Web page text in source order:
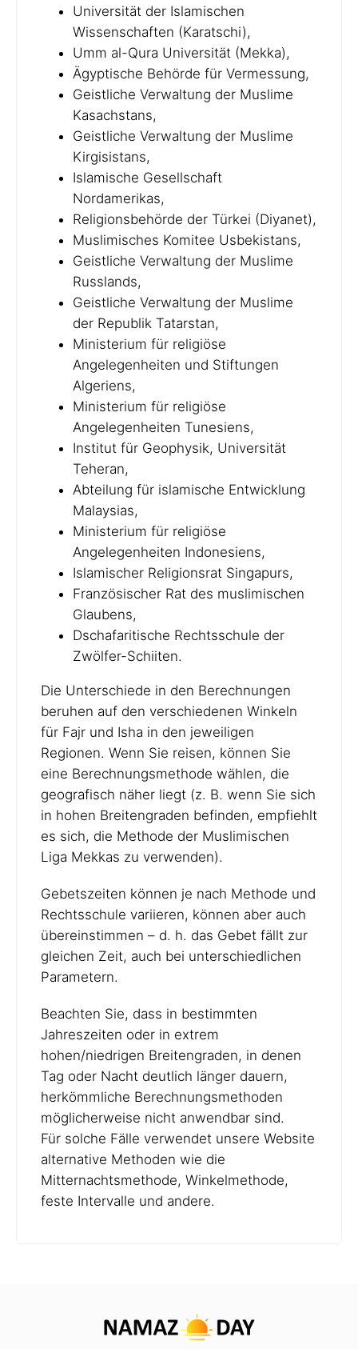
Universität der Islamischen
Wissenschaften (Karatschi),
Umm al-Qura Universität (Mekka),
Ägyptische Behörde für Vermessung,
Geistliche Verwaltung der Muslime
Kasachstans,
Geistliche Verwaltung der Muslime
Kirgisistans,
Islamische Gesellschaft
Nordamerikas,
Religionsbehörde der Türkei (Diyanet),
Muslimisches Komitee Usbekistans,
Geistliche Verwaltung der Muslime
Russlands,
Geistliche Verwaltung der Muslime
der Republik Tatarstan,
Ministerium für religiöse
Angelegenheiten und Stiftungen
Algeriens,
Ministerium für religiöse
Angelegenheiten Tunesiens,
Institut für Geophysik, Universität
Teheran,
Abteilung für islamische Entwicklung
Malaysias,
Ministerium für religiöse
Angelegenheiten Indonesiens,
Islamischer Religionsrat Singapurs,
Französischer Rat des muslimischen
Glaubens,
Dschafaritische Rechtsschule der
Zwölfer-Schiiten.
Die Unterschiede in den Berechnungen
beruhen auf den verschiedenen Winkeln
für Fajr und Isha in den jeweiligen
Regionen. Wenn Sie reisen, können Sie
eine Berechnungsmethode wählen, die
geografisch näher liegt (z. B. wenn Sie sich
in hohen Breitengraden befinden, empfiehlt
es sich, die Methode der Muslimischen
Liga Mekkas zu verwenden).
Gebetszeiten können je nach Methode und
Rechtsschule variieren, können aber auch
übereinstimmen – d. h. das Gebet fällt zur
gleichen Zeit, auch bei unterschiedlichen
Parametern.
Beachten Sie, dass in bestimmten
Jahreszeiten oder in extrem
hohen/niedrigen Breitengraden, in denen
Tag oder Nacht deutlich länger dauern,
herkömmliche Berechnungsmethoden
möglicherweise nicht anwendbar sind.
Für solche Fälle verwendet unsere Website
alternative Methoden wie die
Mitternachtsmethode, Winkelmethode,
feste Intervalle und andere.